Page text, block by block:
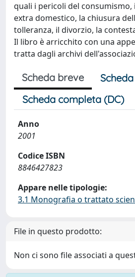
quali i pericoli del
extra domestico, la chiusura
tolleranza, il divorzio, la
Il libro è arricchito con una
tratta dagli archivi
Scheda breve
Scheda completa (DC)
Anno
2001
Codice ISBN
8846427823
Appare nelle tipologie:
3.1 Monografia o trattato
File in questo prodotto:
Non ci sono file associati a